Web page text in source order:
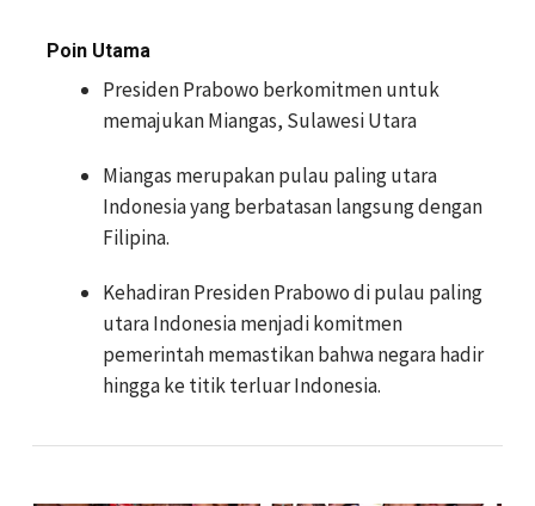
Poin Utama
Presiden Prabowo berkomitmen untuk
memajukan Miangas, Sulawesi Utara
Miangas merupakan pulau paling utara
Indonesia yang berbatasan langsung dengan
Filipina.
Kehadiran Presiden Prabowo di pulau paling
utara Indonesia menjadi komitmen
pemerintah memastikan bahwa negara hadir
hingga ke titik terluar Indonesia.